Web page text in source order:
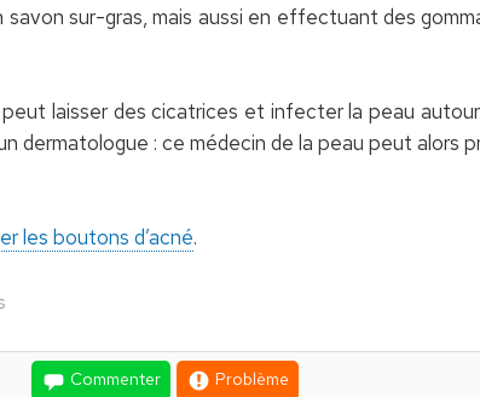
sur-gras, mais aussi en effectuant des
laisser des cicatrices et infecter la peau
dermatologue : ce médecin de la peau peut alors
les boutons d’acné.
Commenter Problème